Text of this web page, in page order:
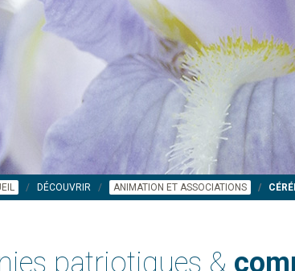
DÉCOUVRIR ANIMATION ET ASSOCIATIONS
patriotiques &